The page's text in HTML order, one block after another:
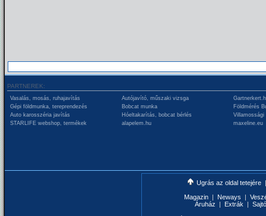
PARTNEREK:
Vasalás, mosás, ruhajavítás Autójavító, műszaki vizsga
Gépi földmunka, tereprendezés
Bobcat munka
Földmérés
Auto karosszéria javítás
Hóeltakarítás, bobcat bérlés
Villamossági
STARLIFE webshop, termékek
alapelem.hu maxeline.eu
Ugrás az oldal tetejére
|
Magazin | Neways |
Áruház
| Extrák |